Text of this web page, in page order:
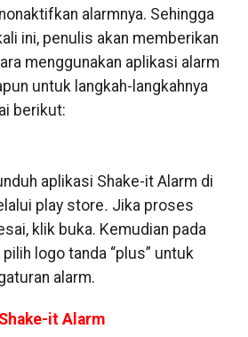
alarmnya. Sehingga
ini, penulis akan memberikan
menggunakan aplikasi alarm
untuk langkah-langkahnya
berikut:
aplikasi Shake-it Alarm di
play store. Jika proses
klik buka. Kemudian pada
logo tanda “plus” untuk
alarm.
it Alarm